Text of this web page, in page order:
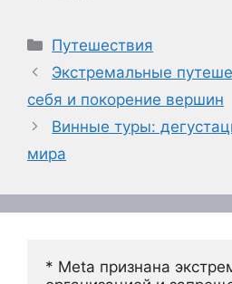
Рубрики
Путешествия
Экстремальные
себя и покорение вершин
Винные туры:
мира
* Meta признана